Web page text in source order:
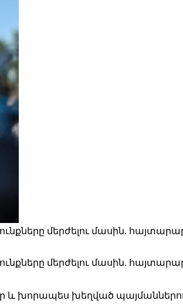
մերժելու մասին.
մերժելու մասին.
և խորապես խեղված